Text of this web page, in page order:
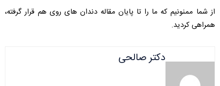
از شما ممنونیم که ما را تا پایان مقاله دندان های روی هم قرار گرفته،
همراهی کردید.
دکتر صالحی